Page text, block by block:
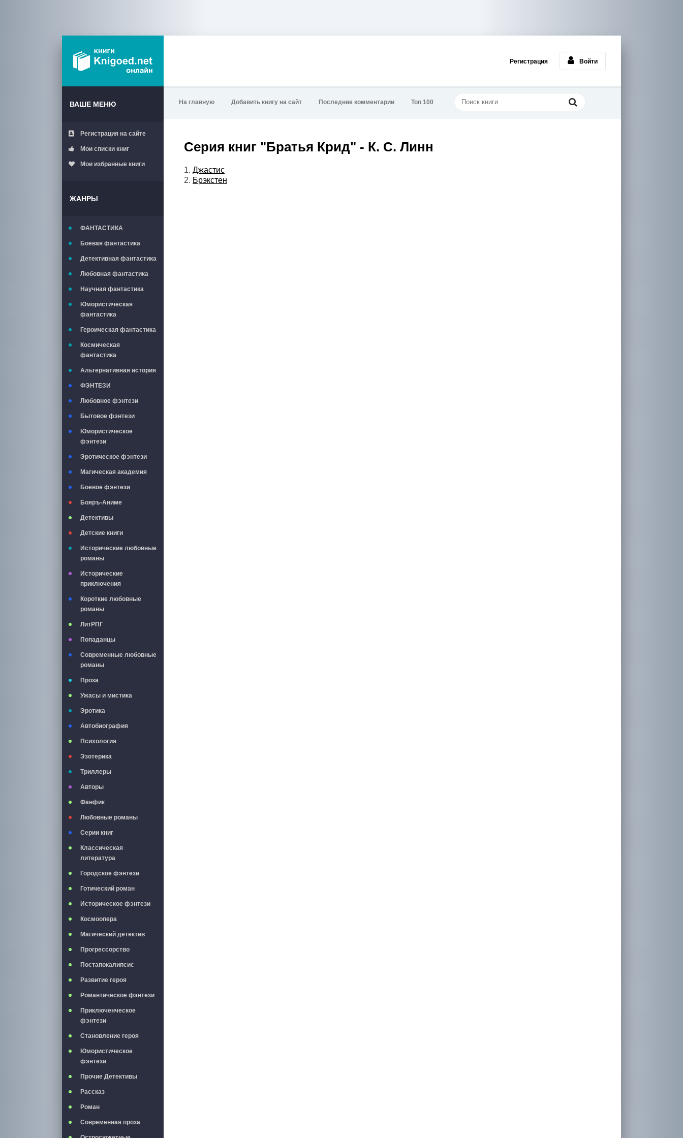
Регистрация Войти
ВАШЕ МЕНЮ
Регистрация на сайте
Мои списки книг
Мои избранные книги
ЖАНРЫ
ФАНТАСТИКА
Боевая фантастика
Детективная фантастика
Любовная фантастика
Научная фантастика
Юмористическая
фантастика
Героическая фантастика
Космическая
фантастика
Альтернативная история
ФЭНТЕЗИ
Любовное фэнтези
Бытовое фэнтези
Юмористическое
фэнтези
Эротическое фэнтези
Магическая академия
Боевое фэнтези
Бояръ-Аниме
Детективы
Детские книги
Исторические любовные
романы
Исторические
приключения
Короткие любовные
романы
ЛитРПГ
Попаданцы
Современные любовные
романы
Проза
Ужасы и мистика
Эротика
Автобиография
Психология
Эзотерика
Триллеры
Авторы
Фанфик
Любовные романы
Серии книг
Классическая
литература
Городское фэнтези
Готический роман
Историческое фэнтези
Космоопера
Магический детектив
Прогрессорство
Постапокалипсис
Развитие героя
Романтическое фэнтези
Приключенческое
фэнтези
Становление героя
Юмористическое
фэнтези
Прочие Детективы
Рассказ
Роман
Современная проза
На главную Добавить книгу на сайт Последние комментарии Топ 100
Серия книг "Братья Крид" - К. С. Линн
1. Джастис
2. Брэкстен